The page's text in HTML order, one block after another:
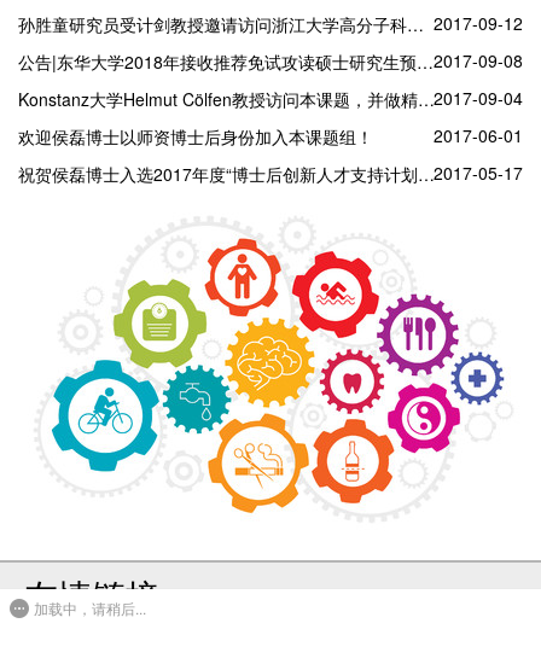
孙胜童研究员受计剑教授邀请访问浙江大学高分子科学与工程系并作学术报告 2017-09-12
公告|东华大学2018年接收推荐免试攻读硕士研究生预申请公告2017-09-08
Konstanz大学Helmut Cölfen教授访问本课题，并做精彩报告CALM TALK, “Mesostructured Organic-Inorganic Hybrid Materials”2017-09-04
欢迎侯磊博士以师资博士后身份加入本课题组！
2017-06-01
祝贺侯磊博士入选2017年度“博士后创新人才支持计划”！2017-05-17
友情链接
联系我们
加载中，请稍后...